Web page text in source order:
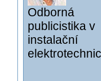
Odborná
publicistika v
instalační